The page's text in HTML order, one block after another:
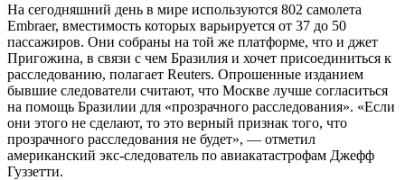
На сегодняшний день в мире используются 802 самолета
Embraer, вместимость которых варьируется от 37 до 50
пассажиров. Они собраны на той же платформе, что и джет
Пригожина, в связи с чем Бразилия и хочет присоединиться к
расследованию, полагает Reuters. Опрошенные изданием
бывшие следователи считают, что Москве лучше согласиться
на помощь Бразилии для «прозрачного расследования». «Если
они этого не сделают, то это верный признак того, что
прозрачного расследования не будет», — отметил
американский экс-следователь по авиакатастрофам Джефф
Гуззетти.